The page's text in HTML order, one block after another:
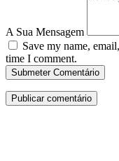
A Sua Mensagem
Save my name,
time I comment.
Submeter Comentário